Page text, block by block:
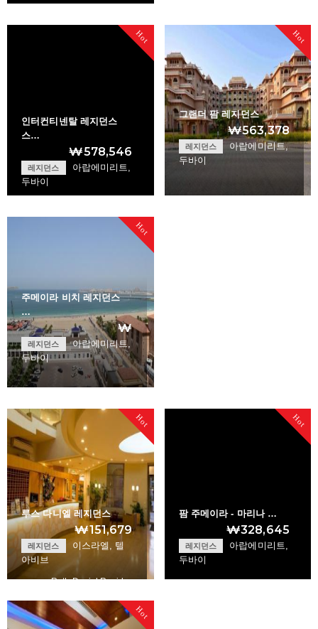
Hot
인터컨티넨탈 레지던스
스…
₩578,546
레지던스
아랍에미리트,
두바이
Hot
그랜더 팜 레지던스
₩563,378
레지던스
아랍에미리트,
두바이
Hot
주메이라 비치 레지던스
…
₩
레지던스
아랍에미리트,
두바이
+
Hot
루스 다니엘 레지던스
₩151,679
레지던스
이스라엘, 텔
아비브
Ruth Daniel Resid…
+
Hot
팜 주메이라 - 마리나 …
₩328,645
레지던스
아랍에미리트,
두바이
Hot